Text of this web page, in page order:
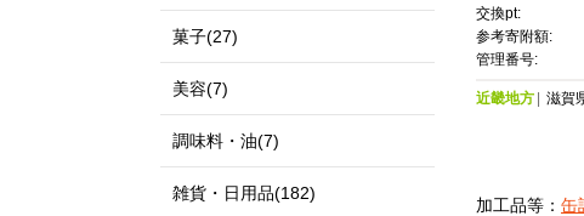
交換pt:
参考寄附額:
管理番号:
近畿地方 滋賀
加工品等： 缶
菓子(27)
美容(7)
調味料・油(7)
雑貨・日用品(182)